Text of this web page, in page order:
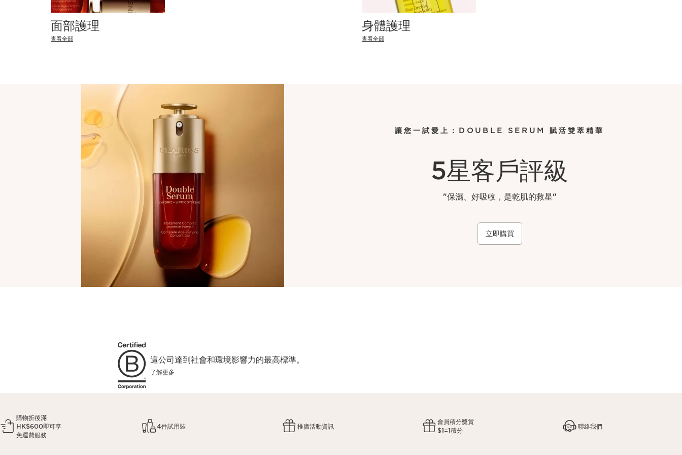
面部護理
查看全部
身體護理
查看全部
讓您一試愛上：DOUBLE SERUM 賦活雙萃精華
5星客戶評級
"保濕、好吸收，是乾肌的救星"
立即購買
這公司達到社會和環境影響力的最高標準。
了解更多
購物折後滿
HK$600即可享
免運費服務
4件試用裝 推廣活動資訊
會員積分獎賞
$1=1積分
聯絡我們